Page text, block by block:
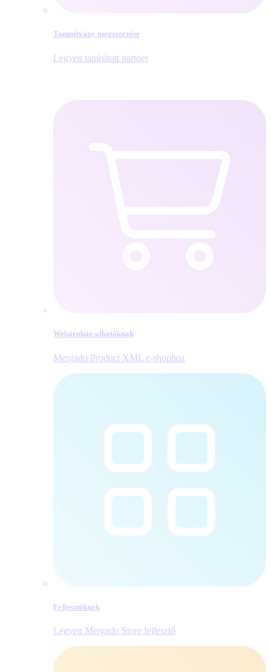
Tanusítvány megszerzése
Legyen tanúsított partner
Webáruház-alkotóknak
Mergado Product XML e‑shophoz
Fejlesztőknek
Legyen Mergado Store fejlesztő